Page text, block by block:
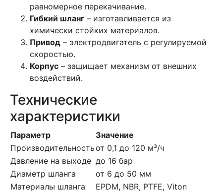
равномерное перекачивание.
Гибкий шланг – изготавливается из
химически стойких материалов.
Привод – электродвигатель с регулируемой
скоростью.
Корпус – защищает механизм от внешних
воздействий.
Технические
характеристики
Параметр
Значение
Производительностьот 0,1 до 120 м³/ч
Давление на выходе до 16 бар
Диаметр шланга
от 6 до 50 мм
Материалы шланга
EPDM, NBR, PTFE, Viton